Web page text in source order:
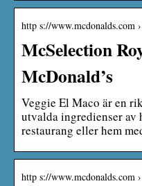
http s://www.mcdonalds.com
McSelection
McDonald’s
Veggie El Maco är en
utvalda ingredienser
restaurang eller hem
http s://www.mcdonalds.com